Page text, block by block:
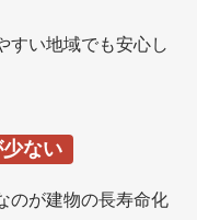
すい地域でも安心し
ない
のが建物の長寿命化